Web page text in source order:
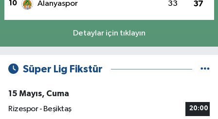
10 Alanyaspor 33 37
Detaylar için tıklayın
Süper Lig Fikstür
15 Mayıs, Cuma
Rizespor - Beşiktaş
20:00